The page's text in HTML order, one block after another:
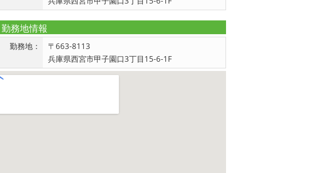
勤務地情報
勤務地：
〒663-8113
兵庫県西宮市甲子園口3丁目15-6-1F